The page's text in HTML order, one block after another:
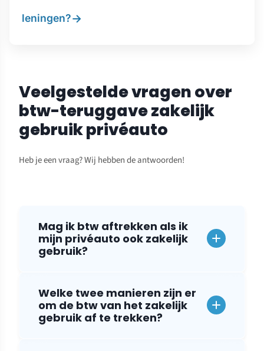
leningen?→
Veelgestelde vragen over
btw-teruggave zakelijk
gebruik privéauto
Heb je een vraag? Wij hebben de antwoorden!
Mag ik btw aftrekken als ik
mijn privéauto ook zakelijk
gebruik?
Welke twee manieren zijn er
om de btw van het zakelijk
gebruik af te trekken?